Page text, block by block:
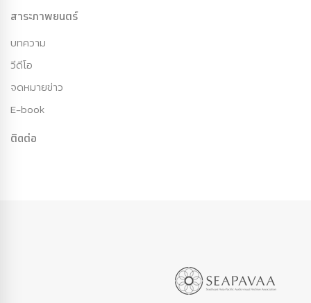
สาระภาพยนตร์
บทความ
วีดีโอ
จดหมายข่าว
E-book
ติดต่อ